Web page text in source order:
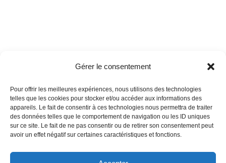
Gérer le consentement
Pour offrir les meilleures expériences, nous utilisons des technologies
telles que les cookies pour stocker et/ou accéder aux informations des
appareils. Le fait de consentir à ces technologies nous permettra de traiter
des données telles que le comportement de navigation ou les ID uniques
sur ce site. Le fait de ne pas consentir ou de retirer son consentement peut
avoir un effet négatif sur certaines caractéristiques et fonctions.
mars 2026
novembre 2025
Ressources-IA